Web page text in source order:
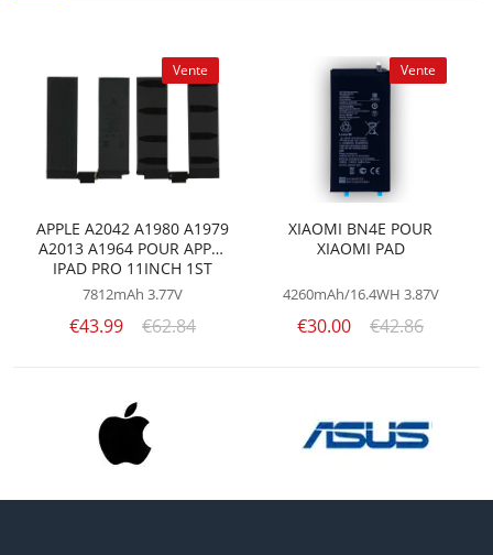
Vente
APPLE A2042 A1980 A1979
A2013 A1964 POUR APPLE
IPAD PRO 11INCH 1ST
GEN 2018
7812mAh 3.77V
€43.99 €62.84
Vente
XIAOMI BN4E POUR
XIAOMI PAD
4260mAh/16.4WH 3.87V
€30.00 €42.86